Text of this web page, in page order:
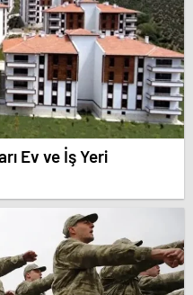
Ev ve İş Yeri